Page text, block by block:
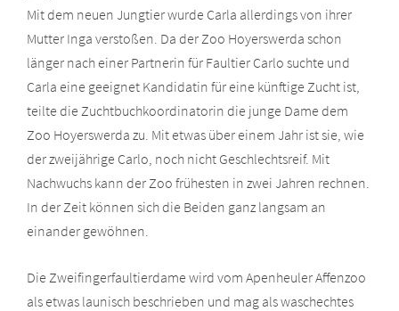
Mit dem neuen Jungtier wurde Carla allerdings von ihrer
Mutter Inga verstoßen. Da der Zoo Hoyerswerda schon
länger nach einer Partnerin für Faultier Carlo suchte und
Carla eine geeignet Kandidatin für eine künftige Zucht ist,
teilte die Zuchtbuchkoordinatorin die junge Dame dem
Zoo Hoyerswerda zu. Mit etwas über einem Jahr ist sie, wie
der zweijährige Carlo, noch nicht Geschlechtsreif. Mit
Nachwuchs kann der Zoo frühesten in zwei Jahren rechnen.
In der Zeit können sich die Beiden ganz langsam an
einander gewöhnen.
Die Zweifingerfaultierdame wird vom Apenheuler Affenzoo
als etwas launisch beschrieben und mag als waschechtes